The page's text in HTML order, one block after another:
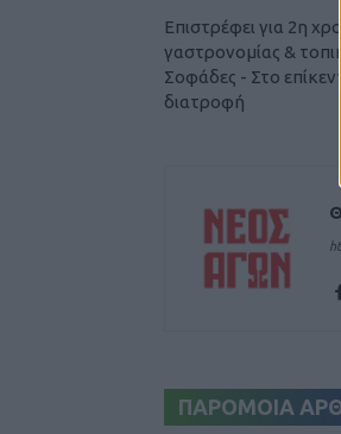
Επιστρέφει για 2η
γαστρονομίας &
Σοφάδες - Στο
διατροφή
ΠΑΡΟΜΟΙΑ